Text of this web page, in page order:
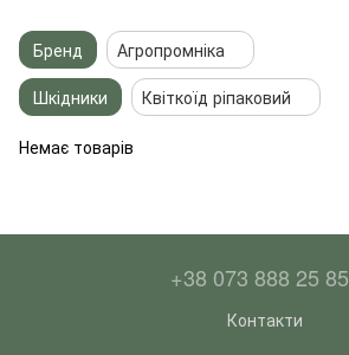
Бренд
Агропромніка
Шкідники
Квіткоїд ріпаковий
Немає товарів
+38 073 888 25 85
Контакти